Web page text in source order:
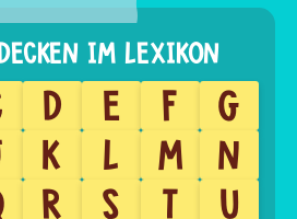
D E F
G
K L M
N
R S T
U